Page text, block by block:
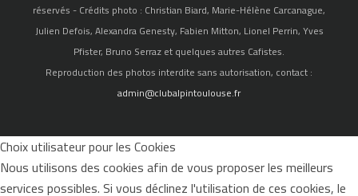
réservés - Crédits photo : Christian Biard, Marie-Hélène Carcanague,
Julien Defois, Alexandra Genesty, Fabien Mitton, Lionel Perrin, Yves
Pfister, Bruno Serraz et quelques autres Cafistes.
Reproduction des photos interdite sans autorisation, contact :
admin@clubalpintoulouse.fr
Choix utilisateur pour les Cookies
Nous utilisons des cookies afin de vous proposer les meilleurs
services possibles. Si vous déclinez l'utilisation de ces cookies, le